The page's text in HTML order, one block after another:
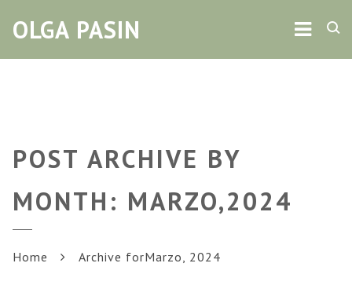
OLGA PASIN
POST ARCHIVE BY
MONTH: MARZO,2024
Home Archive forMarzo, 2024